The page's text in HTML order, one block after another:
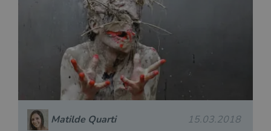
Matilde Quarti 15.03.2018